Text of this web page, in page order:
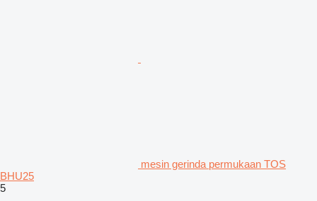
mesin gerinda permukaan TOS
BHU25
5